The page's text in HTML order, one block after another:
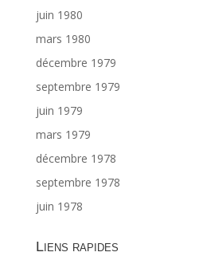
juin 1980
mars 1980
décembre 1979
septembre 1979
juin 1979
mars 1979
décembre 1978
septembre 1978
juin 1978
Liens rapides